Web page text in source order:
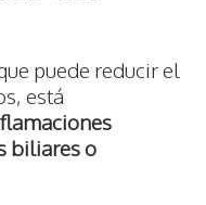
puede reducir el
está
biliares o